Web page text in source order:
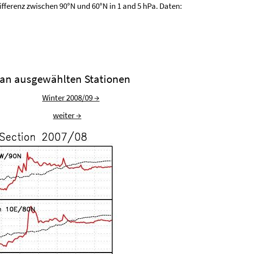
zwischen 90°N und 60°N in 1 and 5 hPa. Daten:
ausgewählten Stationen
Winter 2008/09 →
weiter →